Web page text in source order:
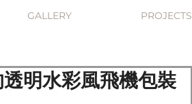
GALLERY PROJECTS
明水彩風飛機包裝